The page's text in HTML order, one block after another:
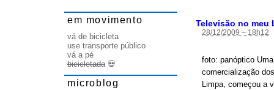
Televisão no meu
28/12/2009 – 18h12
foto: panóptico
comercialização
Limpa, começou a
em movimento
vá de bicicleta
use transporte público
vá a pé
bicicletada💀
microblog